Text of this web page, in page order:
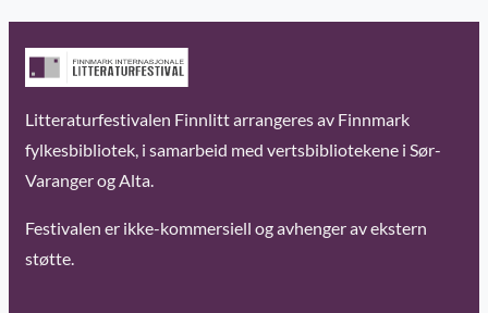
Litteraturfestivalen Finnlitt arrangeres av Finnmark
fylkesbibliotek, i samarbeid med vertsbibliotekene i Sør-
Varanger og Alta.
Festivalen er ikke-kommersiell og avhenger av ekstern
støtte.